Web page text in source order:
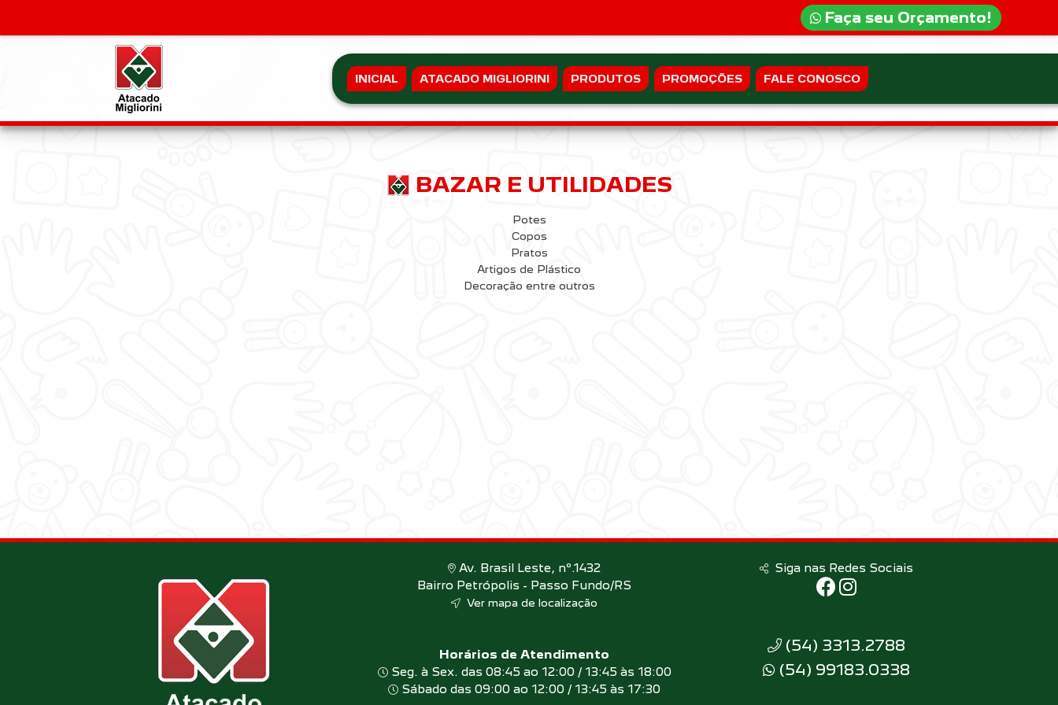
Faça seu Orçamento!
INICIAL ATACADO MIGLIORINI PRODUTOS PROMOÇÕES FALE CONOSCO
BAZAR E UTILIDADES
Potes
Copos
Pratos
Artigos de Plástico
Decoração entre outros
Av. Brasil Leste, nº.1432
Bairro Petrópolis - Passo Fundo/RS
Ver mapa de localização
Horários de Atendimento
Seg. à Sex. das 08:45 ao 12:00 / 13:45 às 18:00
Sábado das 09:00 ao 12:00 / 13:45 às 17:30
Siga nas Redes Sociais
(54) 3313.2788
(54) 99183.0338